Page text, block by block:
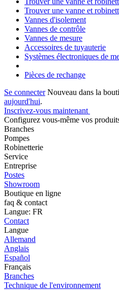
Trouver une vanne et
Vannes d'isolement
Vannes de contrôle
Vannes de mesure
Accessoires de tuyauterie
Systèmes électroniques de
Pièces de rechange
Se connecter Nouveau dans la
aujourd'hui.
Inscrivez-vous maintenant
Configurez vous-même vos
Branches
Pompes
Robinetterie
Service
Entreprise
Postes
Showroom
Boutique en ligne
faq & contact
Langue: FR
Contact
Langue
Allemand
Anglais
Español
Français
Branches
Technique de l'environnement